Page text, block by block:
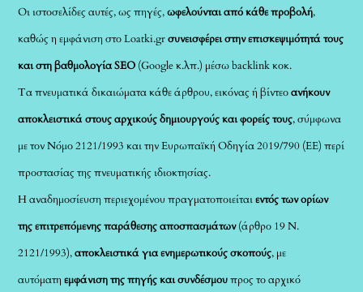
Οι ιστοσελίδες αυτές, ως πηγές,ωφελούνται από κάθε προβολή,
καθώς η εμφάνιση στο Loatki.grσυνεισφέρει στην επισκεψιμότητά τους
και στη βαθμολογία SEO (Google κ.λπ.) μέσω backlink κοκ.
Τα πνευματικά δικαιώματα κάθε άρθρου, εικόνας ή βίντεοανήκουν
αποκλειστικά στους αρχικούς δημιουργούς και φορείς τους, σύμφωνα
με τον Νόμο 2121/1993 και την Ευρωπαϊκή Οδηγία 2019/790 (ΕΕ) περί
προστασίας της πνευματικής ιδιοκτησίας.
Η αναδημοσίευση περιεχομένου πραγματοποιείταιεντός των ορίων
της επιτρεπόμενης παράθεσης αποσπασμάτων(άρθρο 19 Ν.
2121/1993),αποκλειστικά για ενημερωτικούς σκοπούς, με
αυτόματηεμφάνιση της πηγής και συνδέσμουπρος το αρχικό